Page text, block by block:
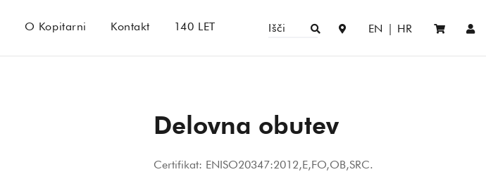
Išči EN | HR
O Kopitarni Kontakt 140 LET
Delovna obutev
Certifikat: ENISO20347:2012,E,FO,OB,SRC.